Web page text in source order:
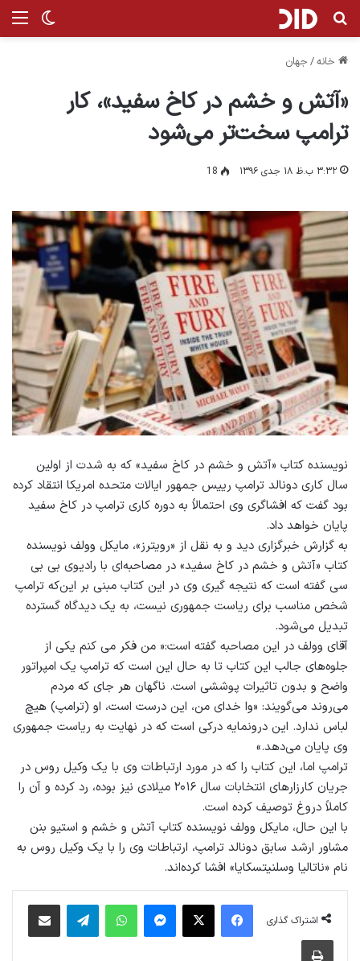
تغییر جستجو برای
خانه/ جهان
«آتش و خشم در کاخ سفید»، کار
ترامپ سخت‌تر می‌شود
۳:۳۲ ب.ظ ۱۸ جدی ۱۳۹۶ 18
نویسنده کتاب «آتش و خشم در کاخ سفید» که به شدت از اولین
سال کاری دونالد ترامپ رییس جمهور ایالات متحده امریکا انتقاد کرده
بود گفت که افشاگری وی احتمالاً به دوره کاری ترامپ در کاخ سفید
پایان خواهد داد.
به گزارش خبرگزاری دید و به نقل از «رویترز»، مایکل وولف نویسنده
کتاب «آتش و خشم در کاخ سفید» در مصاحبه‌ای با رادیوی بی بی
سی گفته است که نتیجه گیری وی در این کتاب مبنی بر این‌که ترامپ
شخص مناسب برای ریاست جمهوری نیست، به یک دیدگاه گسترده
تبدیل می‌شود.
آقای وولف در این مصاحبه گفته است:« من فکر می کنم یکی از
جلوه‌های جالب این کتاب تا به حال این است که ترامپ یک امپراتور
واضح و بدون تاثیرات پوششی است. ناگهان هر جای که مردم
می‌روند می‌گویند: «وا خدای من، این درست است، او (ترامپ) هیچ
لباس ندارد. این درونمایه‌ درکی است که در نهایت به ریاست جمهوری
وی پایان می‌دهد.»
ترامپ اما، این کتاب را که در مورد ارتباطات وی با یک وکیل روس در
جریان کارزارهای انتخابات سال ۲۰۱۶ میلادی نیز بوده، رد کرده و آن را
کاملاً دروغ توصیف کرده است.
با این حال، مایکل وولف نویسنده کتاب آتش و خشم و استیو بنن
مشاور ارشد سابق دونالد ترامپ، ارتباطات وی را با یک وکیل روس به
نام «ناتالیا وسلنیتسکایا» افشا کرده‌اند.
اشتراک گذاری
فیس بوک پیام رسان واتس آپ